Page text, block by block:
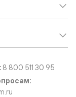
8 800 511 30 95